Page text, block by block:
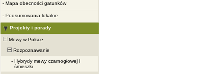
- Mapa obecności gatunków
- Podsumowania lokalne
Projekty i porady
Mewy w Polsce
Rozpoznawanie
- Hybrydy mewy czarnogłowej i
śmieszki